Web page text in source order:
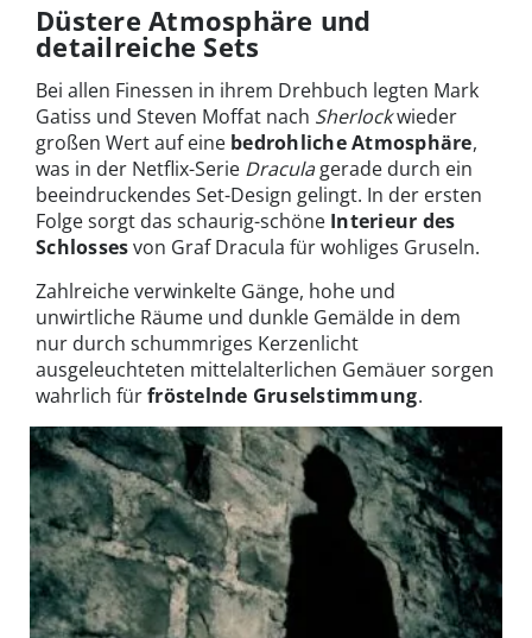
Düstere Atmosphäre und
detailreiche Sets
Bei allen Finessen in ihrem Drehbuch legten Mark
Gatiss und Steven Moffat nach Sherlockwieder
großen Wert auf eine bedrohliche Atmosphäre,
was in der Netflix-Serie Draculagerade durch ein
beeindruckendes Set-Design gelingt. In der ersten
Folge sorgt das schaurig-schöne Interieur des
Schlossesvon Graf Dracula für wohliges Gruseln.
Zahlreiche verwinkelte Gänge, hohe und
unwirtliche Räume und dunkle Gemälde in dem
nur durch schummriges Kerzenlicht
ausgeleuchteten mittelalterlichen Gemäuer sorgen
wahrlich fürfröstelnde Gruselstimmung.